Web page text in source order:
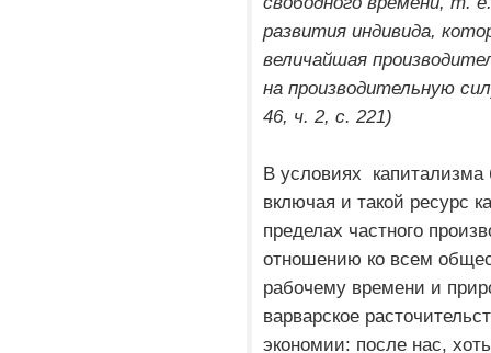
развития индивида,
величайшая
на производительную
46, ч. 2, с. 221)
В условиях капитализма
включая и такой ресурс
пределах частного
отношению ко всем
рабочему времени и
варварское
экономии: после нас,